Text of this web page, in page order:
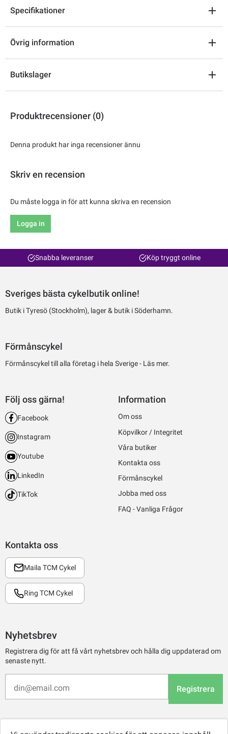
Specifikationer
Övrig information
Butikslager
Produktrecensioner (0)
Denna produkt har inga recensioner ännu
Skriv en recension
Du måste logga in för att kunna skriva en recension
Logga in
Snabba leveranser Köp tryggt online
Sveriges bästa cykelbutik online!
Butik i Tyresö (Stockholm), lager & butik i Söderhamn.
Förmånscykel
Förmånscykel till alla företag i hela Sverige - Läs mer.
Kontakta oss
Maila TCM Cykel
Ring TCM Cykel
Följ oss gärna!
Facebook
Instagram
Youtube
LinkedIn
TikTok
Information
Om oss
Köpvilkor / Integritet
Våra butiker
Kontakta oss
Förmånscykel
Jobba med oss
FAQ - Vanliga Frågor
Nyhetsbrev
Registrera dig för att få vårt nyhetsbrev och hålla dig uppdaterad om
senaste nytt.
Registrera